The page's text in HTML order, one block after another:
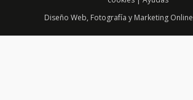
Diseño Web, Fotografía y Marketing Online